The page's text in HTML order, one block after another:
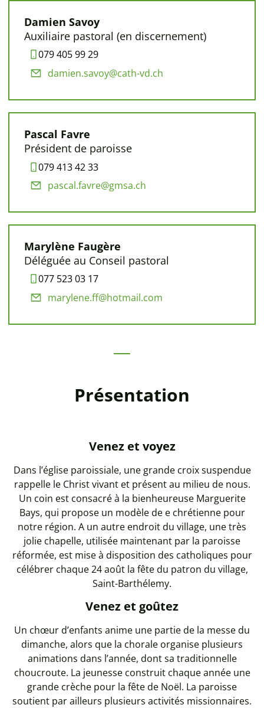
Damien Savoy
Auxiliaire pastoral (en discernement)
079 405 99 29
damien.savoy@cath-vd.ch
Pascal Favre
Président de paroisse
079 413 42 33
pascal.favre@gmsa.ch
Marylène Faugère
Déléguée au Conseil pastoral
077 523 03 17
marylene.ff@hotmail.com
Présentation
Venez et voyez
Dans l’église paroissiale, une grande croix suspendue
rappelle le Christ vivant et présent au milieu de nous.
Un coin est consacré à la bienheureuse Marguerite
Bays, qui propose un modèle de e chrétienne pour
notre région. A un autre endroit du village, une très
jolie chapelle, utilisée maintenant par la paroisse
réformée, est mise à disposition des catholiques pour
célébrer chaque 24 août la fête du patron du village,
Saint-Barthélemy.
Venez et goûtez
Un chœur d’enfants anime une partie de la messe du
dimanche, alors que la chorale organise plusieurs
animations dans l’année, dont sa traditionnelle
choucroute. La jeunesse construit chaque année une
grande crèche pour la fête de Noël. La paroisse
soutient par ailleurs plusieurs activités missionnaires.